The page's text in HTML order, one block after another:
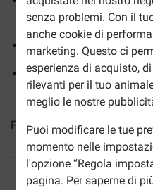
senza problemi. Con il
anche cookie di
marketing. Questo ci
esperienza di acquisto,
rilevanti per il tuo
meglio le nostre
Puoi modificare le tue
momento nelle
l'opzione “Regola
pagina. Per saperne di
omega 3 e omega 6
Arricchito con vitamine,
Senza glutine e 100%
Più informazioni